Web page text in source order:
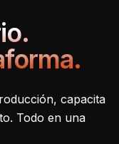
-
capacita
Todo en una